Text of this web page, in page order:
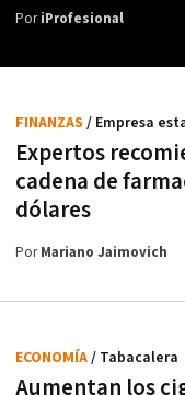
PoriProfesional
Expertos
cadena de
dólares
FINANZAS / Empresa
PorMariano Jaimovich
Aumentan los
ECONOMÍA/ Tabacalera